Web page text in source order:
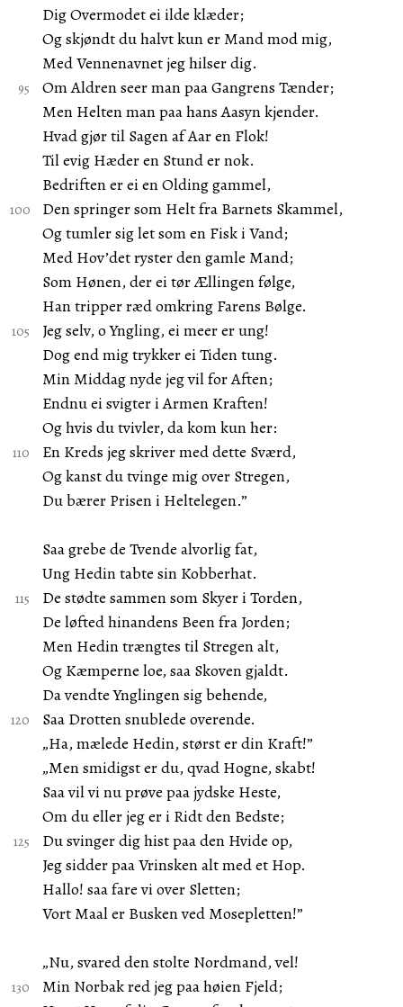
Dig Overmodet ei ilde klæder;
Og skjøndt du halvt kun er Mand mod mig,
Med Vennenavnet jeg hilser dig.
Om Aldren seer man paa Gangrens Tænder;
Men Helten man paa hans Aasyn kjender.
Hvad gjør til Sagen af Aar en Flok!
Til evig Hæder en Stund er nok.
Bedriften er ei en Olding gammel,
Den springer som Helt fra Barnets Skammel,
Og tumler sig let som en Fisk i Vand;
Med Hov’det ryster den gamle Mand;
Som Hønen, der ei tør Ællingen følge,
Han tripper ræd omkring Farens Bølge.
Jeg selv, o Yngling, ei meer er ung!
Dog end mig trykker ei Tiden tung.
Min Middag nyde jeg vil for Aften;
Endnu ei svigter i Armen Kraften!
Og hvis du tvivler, da kom kun her:
En Kreds jeg skriver med dette Sværd,
Og kanst du tvinge mig over Stregen,
Du bærer Prisen i Heltelegen.”
Saa grebe de Tvende alvorlig fat,
Ung Hedin tabte sin Kobberhat.
De stødte sammen som Skyer i Torden,
De løfted hinandens Been fra Jorden;
Men Hedin trængtes til Stregen alt,
Og Kæmperne loe, saa Skoven gjaldt.
Da vendte Ynglingen sig behende,
Saa Drotten snublede overende.
„Ha, mælede Hedin, størst er din Kraft!”
„Men smidigst er du, qvad Hogne, skabt!
Saa vil vi nu prøve paa jydske Heste,
Om du eller jeg er i Ridt den Bedste;
Du svinger dig hist paa den Hvide op,
Jeg sidder paa Vrinsken alt med et Hop.
Hallo! saa fare vi over Sletten;
Vort Maal er Busken ved Mosepletten!”
„Nu, svared den stolte Nordmand, vel!
Min Norbak red jeg paa høien Fjeld;